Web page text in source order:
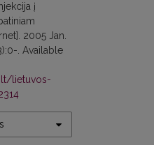
į
2005 Jan.
. Available
lietuvos-